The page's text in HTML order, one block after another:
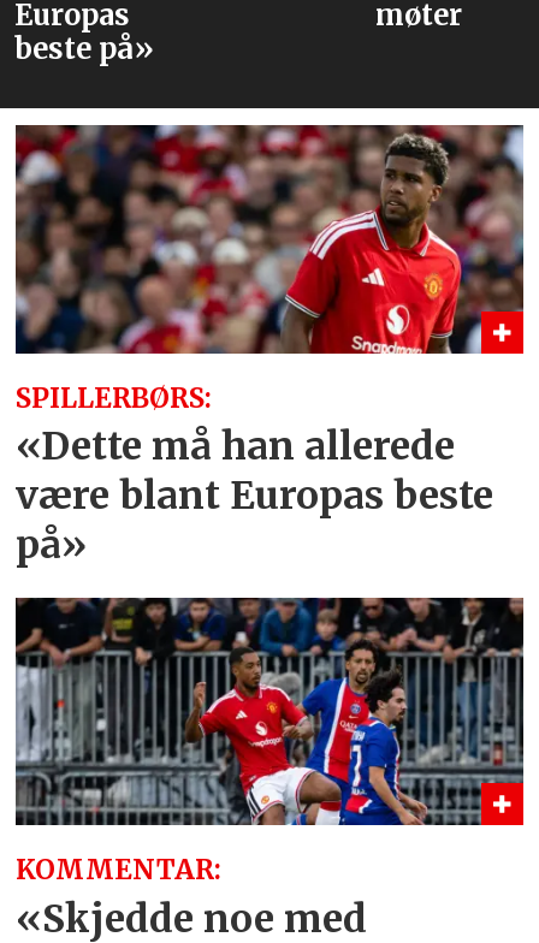
SPILLERBØRS:
«Dette må han allerede
være blant Europas beste
på»
KOMMENTAR:
«Skjedde noe med